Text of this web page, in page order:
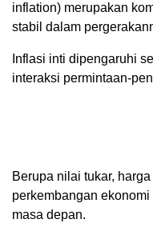
inflation) merupakan
stabil dalam
Inflasi inti dipengaruhi
interaksi permintaan-
Berupa nilai tukar,
perkembangan
masa depan.